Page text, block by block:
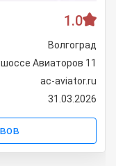
1.0
Волгоград
шоссе Авиаторов 11
ac-aviator.ru
31.03.2026